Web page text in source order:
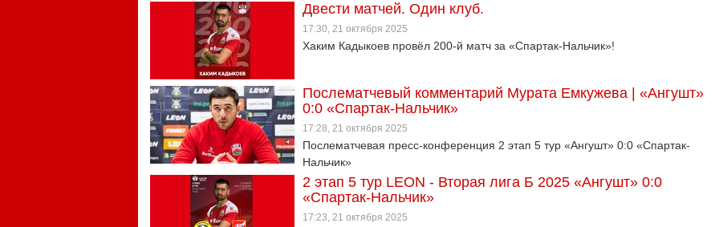
Двести матчей. Один клуб.
17:30, 21 октября 2025
Хаким Кадыкоев провёл 200-й матч за «Спартак-Нальчик»!
Послематчевый комментарий Мурата Емкужева | «Ангушт»
0:0 «Спартак-Нальчик»
17:28, 21 октября 2025
Послематчевая пресс-конференция 2 этап 5 тур «Ангушт» 0:0 «Спартак-
Нальчик»
2 этап 5 тур LEON - Вторая лига Б 2025 «Ангушт» 0:0
«Спартак-Нальчик»
17:23, 21 октября 2025